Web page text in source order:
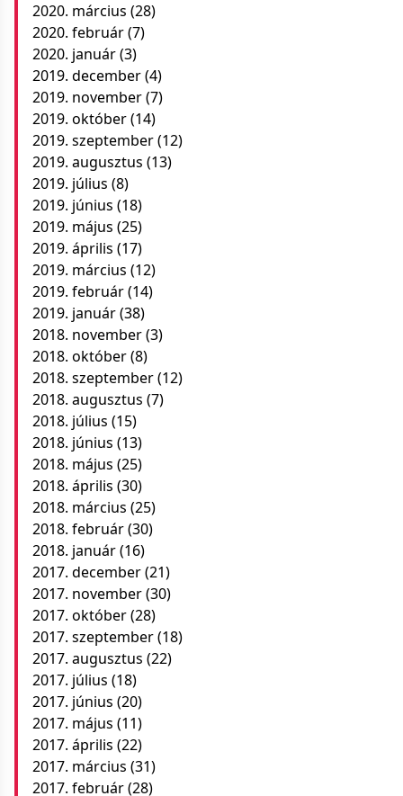
2020. március (28)
2020. február(7)
2020. január(3)
2019. december(4)
2019. november(7)
2019. október(14)
2019. szeptember(12)
2019. augusztus (13)
2019. július (8)
2019. június (18)
2019. május (25)
2019. április (17)
2019. március (12)
2019. február(14)
2019. január(38)
2018. november(3)
2018. október(8)
2018. szeptember(12)
2018. augusztus (7)
2018. július (15)
2018. június (13)
2018. május (25)
2018. április (30)
2018. március (25)
2018. február(30)
2018. január(16)
2017. december(21)
2017. november(30)
2017. október(28)
2017. szeptember(18)
2017. augusztus (22)
2017. július (18)
2017. június (20)
2017. május (11)
2017. április (22)
2017. március (31)
2017. február(28)